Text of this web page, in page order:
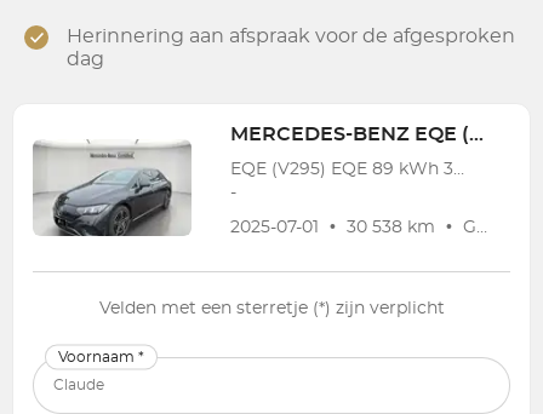
Herinnering aan afspraak voor de afgesproken
dag
MERCEDES-BENZ EQE (V295)
EQE (V295) EQE 89 kWh 300 Star Edition
-
2025-07-01 • 30 538 km • Garantie
Velden met een sterretje (*) zijn verplicht
Voornaam *